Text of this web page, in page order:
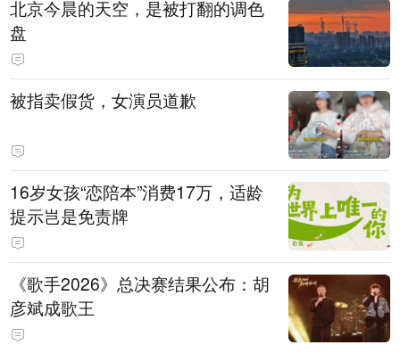
北京今晨的天空，是被打翻的调色
盘
被指卖假货，女演员道歉
16岁女孩“恋陪本”消费17万，适龄
提示岂是免责牌
《歌手2026》总决赛结果公布：胡
彦斌成歌王